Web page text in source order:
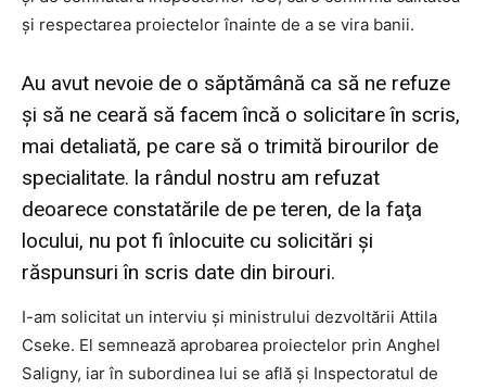
şi respectarea proiectelor înainte de a se vira banii.
Au avut nevoie de o săptămână ca să ne refuze
şi să ne ceară să facem încă o solicitare în scris,
mai detaliată, pe care să o trimită birourilor de
specialitate. la rândul nostru am refuzat
deoarece constatările de pe teren, de la faţa
locului, nu pot fi înlocuite cu solicitări şi
răspunsuri în scris date din birouri.
I-am solicitat un interviu şi ministrului dezvoltării Attila
Cseke. El semnează aprobarea proiectelor prin Anghel
Saligny, iar în subordinea lui se află şi Inspectoratul de